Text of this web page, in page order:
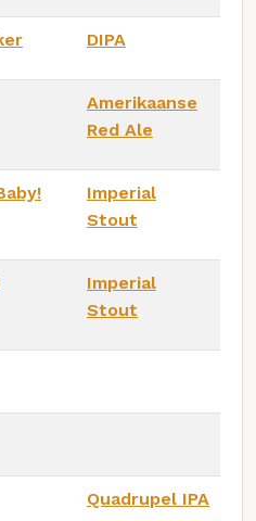
DIPA
Amerikaanse
Red Ale
Imperial
Stout
Imperial
Stout
Quadrupel IPA